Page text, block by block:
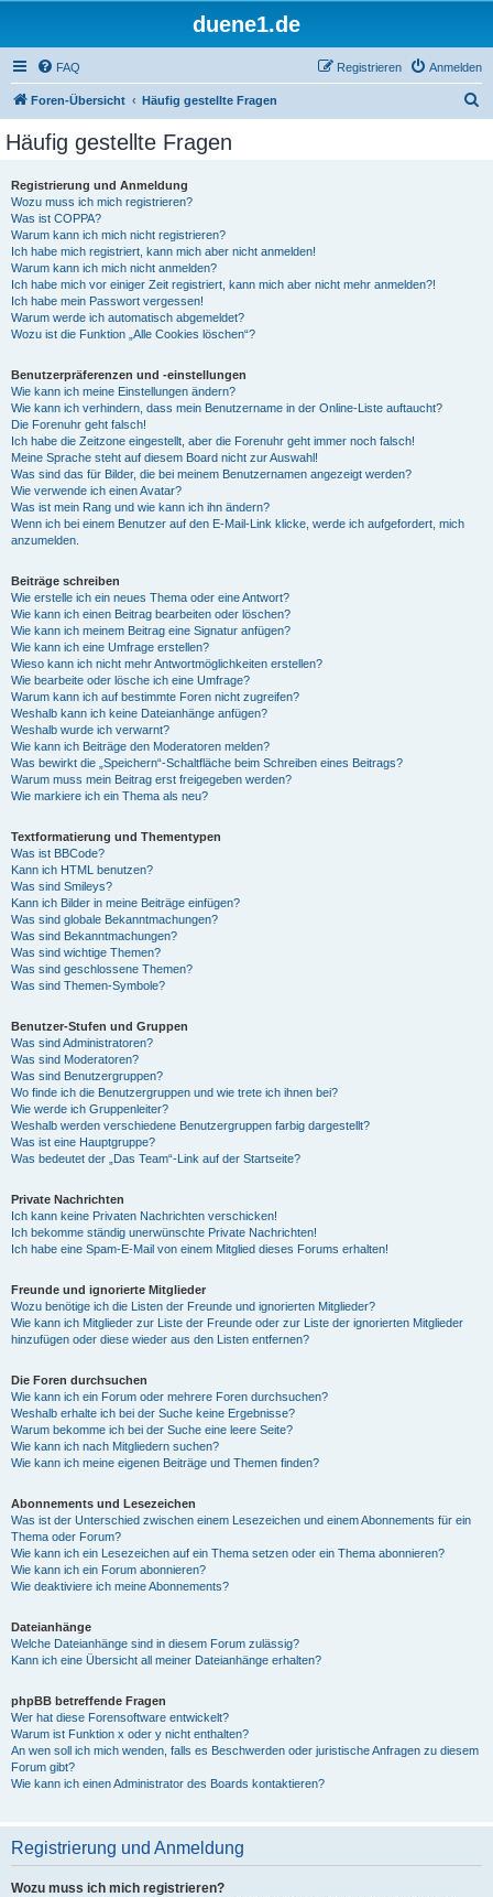
duene1.de
FAQ Anmelden
Registrieren
Foren-Übersicht Häufig gestellte Fragen
Häufig gestellte Fragen
Registrierung und Anmeldung
Wozu muss ich mich registrieren?
Was ist COPPA?
Warum kann ich mich nicht registrieren?
Ich habe mich registriert, kann mich aber nicht anmelden!
Warum kann ich mich nicht anmelden?
Ich habe mich vor einiger Zeit registriert, kann mich aber nicht mehr anmelden?!
Ich habe mein Passwort vergessen!
Warum werde ich automatisch abgemeldet?
Wozu ist die Funktion „Alle Cookies löschen“?
Benutzerpräferenzen und -einstellungen
Wie kann ich meine Einstellungen ändern?
Wie kann ich verhindern, dass mein Benutzername in der Online-Liste auftaucht?
Die Forenuhr geht falsch!
Ich habe die Zeitzone eingestellt, aber die Forenuhr geht immer noch falsch!
Meine Sprache steht auf diesem Board nicht zur Auswahl!
Was sind das für Bilder, die bei meinem Benutzernamen angezeigt werden?
Wie verwende ich einen Avatar?
Was ist mein Rang und wie kann ich ihn ändern?
Wenn ich bei einem Benutzer auf den E-Mail-Link klicke, werde ich aufgefordert, mich
anzumelden.
Beiträge schreiben
Wie erstelle ich ein neues Thema oder eine Antwort?
Wie kann ich einen Beitrag bearbeiten oder löschen?
Wie kann ich meinem Beitrag eine Signatur anfügen?
Wie kann ich eine Umfrage erstellen?
Wieso kann ich nicht mehr Antwortmöglichkeiten erstellen?
Wie bearbeite oder lösche ich eine Umfrage?
Warum kann ich auf bestimmte Foren nicht zugreifen?
Weshalb kann ich keine Dateianhänge anfügen?
Weshalb wurde ich verwarnt?
Wie kann ich Beiträge den Moderatoren melden?
Was bewirkt die „Speichern“-Schaltfläche beim Schreiben eines Beitrags?
Warum muss mein Beitrag erst freigegeben werden?
Wie markiere ich ein Thema als neu?
Textformatierung und Thementypen
Was ist BBCode?
Kann ich HTML benutzen?
Was sind Smileys?
Kann ich Bilder in meine Beiträge einfügen?
Was sind globale Bekanntmachungen?
Was sind Bekanntmachungen?
Was sind wichtige Themen?
Was sind geschlossene Themen?
Was sind Themen-Symbole?
Benutzer-Stufen und Gruppen
Was sind Administratoren?
Was sind Moderatoren?
Was sind Benutzergruppen?
Wo finde ich die Benutzergruppen und wie trete ich ihnen bei?
Wie werde ich Gruppenleiter?
Weshalb werden verschiedene Benutzergruppen farbig dargestellt?
Was ist eine Hauptgruppe?
Was bedeutet der „Das Team“-Link auf der Startseite?
Private Nachrichten
Ich kann keine Privaten Nachrichten verschicken!
Ich bekomme ständig unerwünschte Private Nachrichten!
Ich habe eine Spam-E-Mail von einem Mitglied dieses Forums erhalten!
Freunde und ignorierte Mitglieder
Wozu benötige ich die Listen der Freunde und ignorierten Mitglieder?
Wie kann ich Mitglieder zur Liste der Freunde oder zur Liste der ignorierten Mitglieder
hinzufügen oder diese wieder aus den Listen entfernen?
Die Foren durchsuchen
Wie kann ich ein Forum oder mehrere Foren durchsuchen?
Weshalb erhalte ich bei der Suche keine Ergebnisse?
Warum bekomme ich bei der Suche eine leere Seite?
Wie kann ich nach Mitgliedern suchen?
Wie kann ich meine eigenen Beiträge und Themen finden?
Abonnements und Lesezeichen
Was ist der Unterschied zwischen einem Lesezeichen und einem Abonnements für ein
Thema oder Forum?
Wie kann ich ein Lesezeichen auf ein Thema setzen oder ein Thema abonnieren?
Wie kann ich ein Forum abonnieren?
Wie deaktiviere ich meine Abonnements?
Dateianhänge
Welche Dateianhänge sind in diesem Forum zulässig?
Kann ich eine Übersicht all meiner Dateianhänge erhalten?
phpBB betreffende Fragen
Wer hat diese Forensoftware entwickelt?
Warum ist Funktion x oder y nicht enthalten?
An wen soll ich mich wenden, falls es Beschwerden oder juristische Anfragen zu diesem
Forum gibt?
Wie kann ich einen Administrator des Boards kontaktieren?
Registrierung und Anmeldung
Wozu muss ich mich registrieren?